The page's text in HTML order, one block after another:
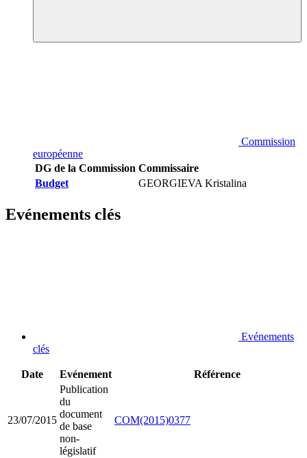
Commission
européenne
DG de la Commission Commissaire
Budget
GEORGIEVA Kristalina
Evénements clés
Evénements
clés
Date Evénement Référence
23/07/2015
Publication
du
document
de base
non-
législatif
COM(2015)0377